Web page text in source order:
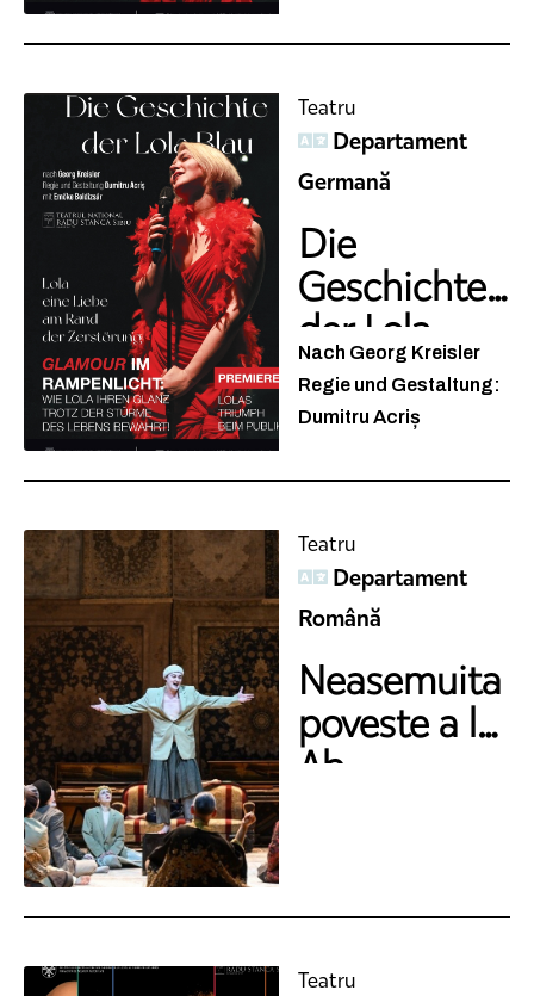
Teatru
Departament
Germană
Die
Geschichte
der Lola
Blau
Nach Georg Kreisler
Regie und Gestaltung:
Dumitru Acriș
Teatru
Departament
Română
Neasemuita
poveste a lui
Ab...
Teatru